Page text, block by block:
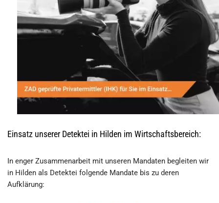
Einsatz unserer Detektei in Hilden im Wirtschaftsbereich:
In enger Zusammenarbeit mit unseren Mandaten begleiten wir
in Hilden als Detektei folgende Mandate bis zu deren
Aufklärung: